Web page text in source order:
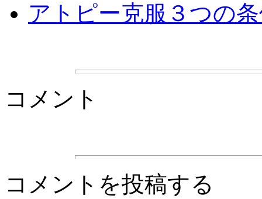
アトピー克服３つの
コメント
コメントを投稿する